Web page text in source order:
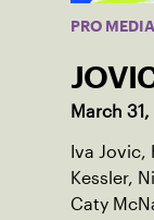
PRO
March
Iva
Kessler,
Caty